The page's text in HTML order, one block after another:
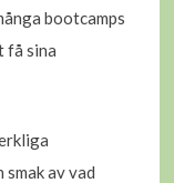
bootcamps
få sina
av vad